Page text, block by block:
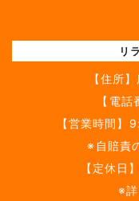
リ
【住所】
【電話
【営業時間
※自賠責
【定休日
※